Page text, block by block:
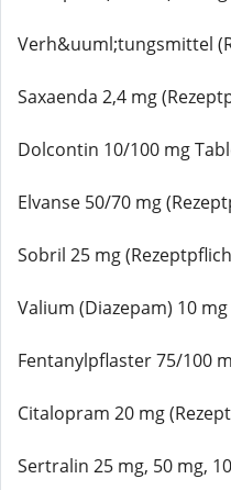
Verh&uuml;tungsmittel
Saxaenda 2,4 mg
Dolcontin 10/100 mg
Elvanse 50/70 mg
Sobril 25 mg
Valium (Diazepam) 10
Fentanylpflaster 75/100
Citalopram 20 mg
Sertralin 25 mg, 50 mg,